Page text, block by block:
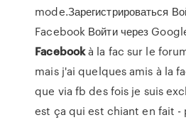
mode.Зарегистрироваться
Facebook Войти через
Facebookà la fac sur le
mais j'ai quelques amis à la
que via fb des fois je suis
est ça qui est chiant en fait -